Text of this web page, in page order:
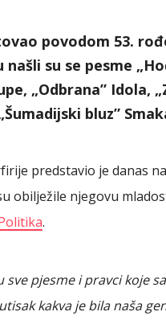
povodom 53.
su se pesme
„Odbrana” Idola,
bluz”
predstavio je danas
obilježile njegovu
.
sve pjesme i pravci koje
kakva je bila naša